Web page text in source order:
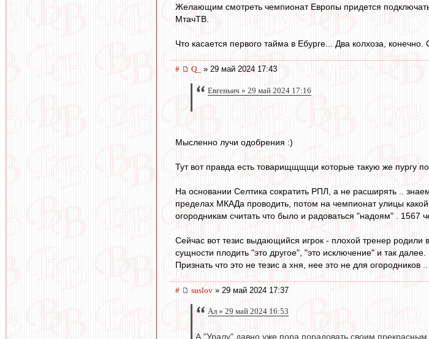
Желающим смотреть чемпионат Европы придется
МтачТВ.
Что касается первого тайма в Ебурге... Два колхоза,
# Q_ » 29 май 2024 17:43
Евгеньич » 29 май 2024 17:16
Мысленно лучи одобрения :)
Тут вот правда есть товарищщщщи которые такую же пургу
На основании Селтика сократить РПЛ, а не расширять ..
пределах МКАДа проводить, потом на чемпионат улицы
огородникам считать что было и радоваться "надоям" . 1567
Сейчас вот тезис выдающийся игрок - плохой тренер
сущности плодить "это другое", "это исключение" и так далее.
Признать что это не тезис а хня, нее это не для огородников
# suslov » 29 май 2024 17:37
Ал » 29 май 2024 16:53
А "Уралу" давно уже пора порадовать своим